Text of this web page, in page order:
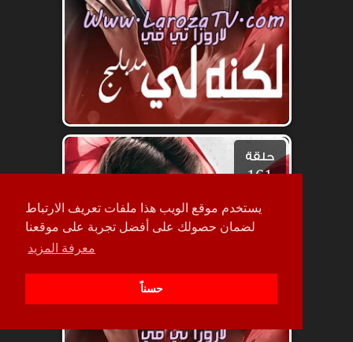
يستخدم موقع الويب هذا ملفات تعريف الارتباط
لضمان حصولك على أفضل تجربة على موقعنا
معرفة المزيد
حسناً
حلقة
161